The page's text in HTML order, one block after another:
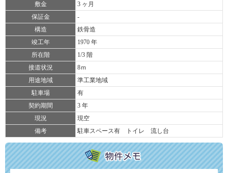
敷金
3 ヶ月
保証金
-
構造
鉄骨造
竣工年
1970 年
所在階
1/3 階
接道状況
8ｍ
用途地域
準工業地域
駐車場
有
契約期間
3 年
現況
現空
備考
駐車スペース有 トイレ 流し台